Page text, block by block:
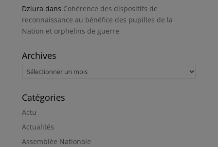
Dziura dans Cohérence des dispositifs de
reconnaissance au bénéfice des pupilles de la
Nation et orphelins de guerre
Archives
Archives
Catégories
Actu
Actualités
Assemblée Nationale